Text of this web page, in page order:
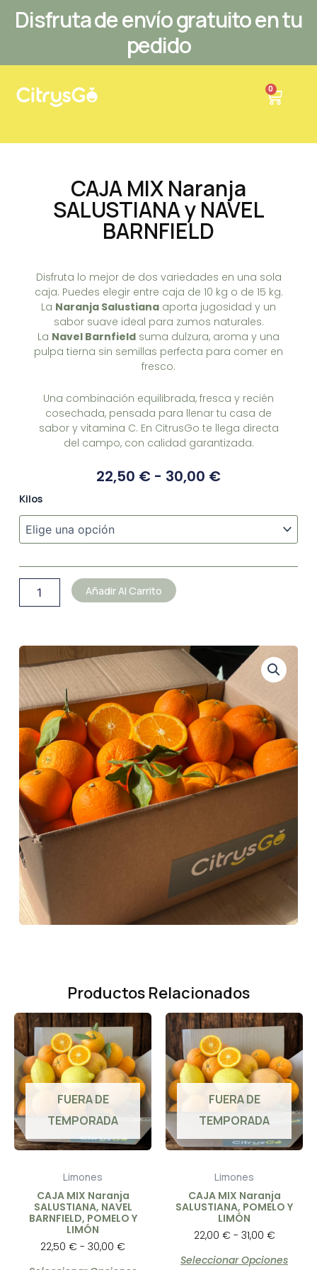
Disfruta de envío gratuito en tu
pedido
0
CAJA MIX Naranja
SALUSTIANA y NAVEL
BARNFIELD
Disfruta lo mejor de dos variedades en una sola
caja. Puedes elegir entre caja de 10 kg o de 15 kg.
La Naranja Salustiana aporta jugosidad y un
sabor suave ideal para zumos naturales.
La Navel Barnfield suma dulzura, aroma y una
pulpa tierna sin semillas perfecta para comer en
fresco.
Una combinación equilibrada, fresca y recién
cosechada, pensada para llenar tu casa de
sabor y vitamina C. En CitrusGo te llega directa
del campo, con calidad garantizada.
22,50 € - 30,00 €Rango
Desde
22,50 €
30,00 €
Kilos
CAJA
MIX
Naranja
SALUSTIANA
NAVEL
BARNFIELD
cantidad
Añadir Al Carrito
Productos Relacionados
FUERA DE
TEMPORADA
Limones
CAJA MIX Naranja
SALUSTIANA, NAVEL
BARNFIELD, POMELO Y
LIMÓN
22,50 € - 30,00 €
Rango
precios:
desde
22,50 €
hasta
30,00 €
Este
producto
tiene
múltiples
variantes.
Las
opciones
elegir
FUERA DE
TEMPORADA
Limones
CAJA MIX Naranja
SALUSTIANA, POMELO Y
LIMÓN
22,00 € - 31,00 €
Rango
precios:
desde
22,00 €
hasta
31,00 €
Seleccionar Opciones
Este
tiene
Las
la